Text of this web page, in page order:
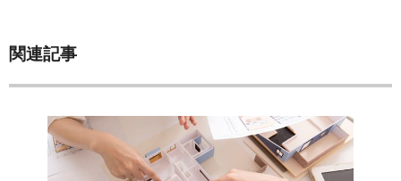
関連記事